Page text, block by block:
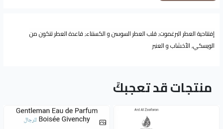
إفتتاحية العطر البرغموت; قلب العطر السوسن و الكستناء; قاعدة العطر تتكون من
الويسكي, الأخشاب و العنبر
منتجات قد تعجبكً